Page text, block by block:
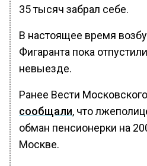
35 тысяч забрал себе.
В настоящее время
Фигаранта пока
невыезде.
Ранее Вести
сообщали, что
обман пенсионерки на
Москве.